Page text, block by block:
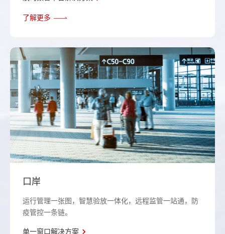
了解更多
口岸
运行管理一张图，智慧验放一体化，远程监管一站通，防
疫管控一条链。
单一窗口解决方案